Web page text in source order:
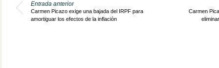
Entrada anterior
Carmen Picazo exige una bajada del IRPF para
amortiguar los efectos de la inflación
Carmen